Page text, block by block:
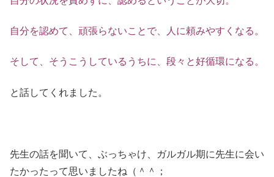
自分を認めて、頑張らないことで、人に頼みやすくなる。
そして、そうこうしているうちに、段々と好循環になる。
と話してくれました。
先生の話を聞いて、ぶっちゃけ、ガルガル期に先生に会い
たかったって思いましたね（＾＾；